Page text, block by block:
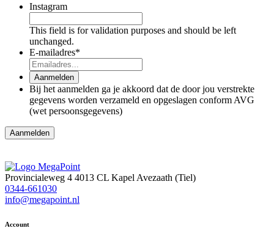
Instagram
This field is for validation purposes and should be left
unchanged.
E-mailadres*
Aanmelden
Bij het aanmelden ga je akkoord dat de door jou verstrekte
gegevens worden verzameld en opgeslagen conform AVG
(wet persoonsgegevens)
Aanmelden
Provincialeweg 4 4013 CL Kapel Avezaath (Tiel)
0344-661030
info@megapoint.nl
Account